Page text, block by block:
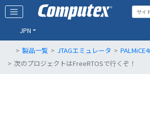
JPN
製品一覧 JTAGエミュレータ
次のプロジェクトはFreeRTOSで行くぞ！